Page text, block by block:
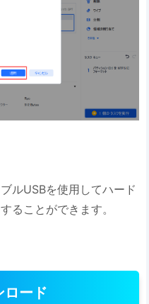
ルUSBを使用してハード
ることができます。
ロード